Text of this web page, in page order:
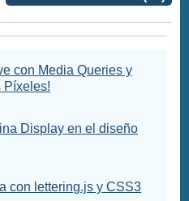
con Media Queries y
Píxeles!
Display en el diseño
con lettering.js y CSS3